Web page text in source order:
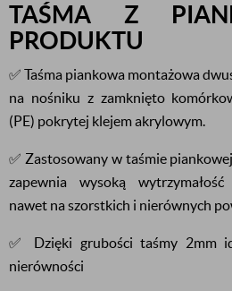
TAŚMA Z
PRODUKTU
✅ Taśma piankowa montażowa
na nośniku z zamknięto
(PE) pokrytej klejem akrylowym.
✅ Zastosowany w taśmie
zapewnia wysoką wytrzymałość
nawet na szorstkich i nierównych
✅ Dzięki grubości taśmy 2mm
nierówności